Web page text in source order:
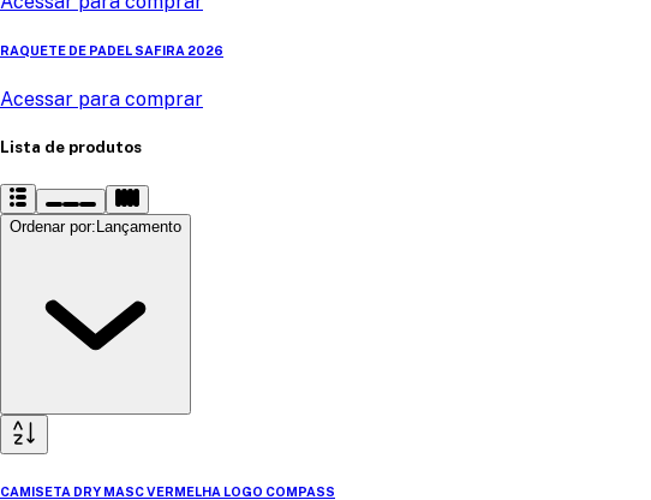
RAQUETE DE PADEL SAFIRA 2026
Acessar para comprar
Lista de produtos
Ordenar por:Lançamento
CAMISETA DRY MASC VERMELHA LOGO COMPASS